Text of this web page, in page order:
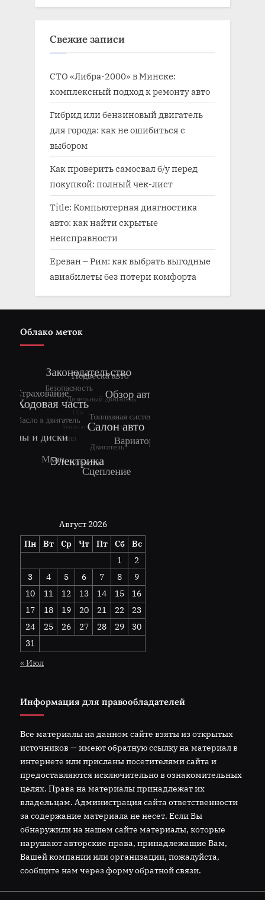
и
Свежие записи
СТО «Либра-2000» в Минске:
комплексный подход к ремонту авто
Гибрид или бензиновый двигатель
для города: как не ошибиться с
выбором
Как проверить самосвал б/у перед
покупкой: полный чек-лист
Title: Компьютерная диагностика
авто: как найти скрытые
неисправности
Ереван – Рим: как выбрать выгодные
авиабилеты без потери комфорта
Облако меток
Август 2026
Пн
Вт Ср Чт Пт Сб
Вс
1
2
3
4 5 6 7 8
9
10
11 12 13 14 15
16
17
18 19 20 21 22
23
24
25 26 27 28 29
30
31
« Июл
Информация для правообладателей
Все материалы на данном сайте взяты из открытых
источников — имеют обратную ссылку на материал в
интернете или присланы посетителями сайта и
предоставляются исключительно в ознакомительных
целях. Права на материалы принадлежат их
владельцам. Администрация сайта ответственности
за содержание материала не несет. Если Вы
обнаружили на нашем сайте материалы, которые
нарушают авторские права, принадлежащие Вам,
Вашей компании или организации, пожалуйста,
сообщите нам через форму обратной связи.